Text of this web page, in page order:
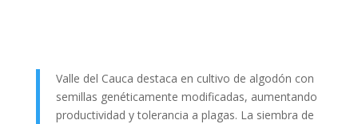
Valle del Cauca destaca en cultivo de algodón con
semillas genéticamente modificadas, aumentando
productividad y tolerancia a plagas. La siembra de